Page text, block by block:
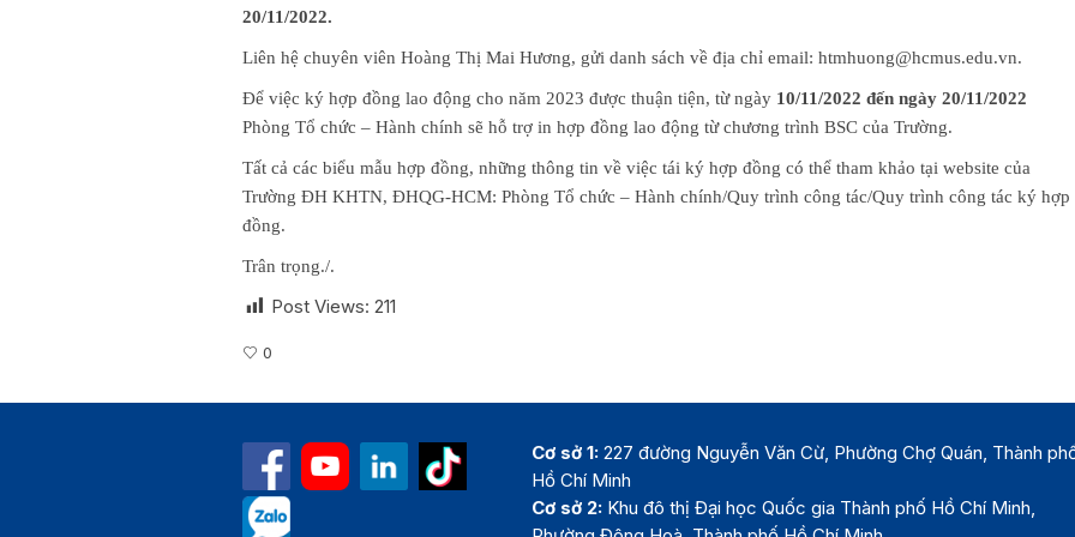
20/11/2022.
Liên hệ chuyên viên Hoàng Thị Mai Hương, gửi danh sách về địa chỉ email: htmhuong@hcmus.edu.vn.
Để việc ký hợp đồng lao động cho năm 2023 được thuận tiện, từ ngày 10/11/2022 đến ngày 20/11/2022
Phòng Tổ chức – Hành chính sẽ hỗ trợ in hợp đồng lao động từ chương trình BSC của Trường.
Tất cả các biểu mẫu hợp đồng, những thông tin về việc tái ký hợp đồng có thể tham khảo tại website của
Trường ĐH KHTN, ĐHQG-HCM: Phòng Tổ chức – Hành chính/Quy trình công tác/Quy trình công tác ký hợp
đồng.
Trân trọng./.
Post Views: 211
0
Cơ sở 1: 227 đường Nguyễn Văn Cừ, Phường Chợ Quán, Thành
Hồ Chí Minh
Cơ sở 2: Khu đô thị Đại học Quốc gia Thành phố Hồ Chí Minh,